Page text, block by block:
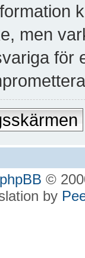
men
för
phpBB ©
by